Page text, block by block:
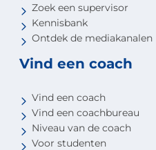
Zoek een supervisor
Kennisbank
Ontdek de mediakanalen
Vind een coach
Vind een coach
Vind een coachbureau
Niveau van de coach
Voor studenten